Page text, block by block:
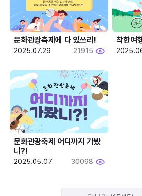
문화관광축제에 다 있쓰리!
2025.07.29 21915
착한여
문화관광축제 어디까지 가봤
니?!
2025.05.07 30098